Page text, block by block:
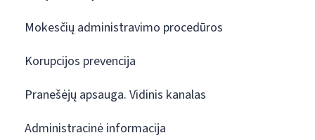
Mokesčių administravimo procedūros
Korupcijos prevencija
Pranešėjų apsauga. Vidinis kanalas
Administracinė informacija